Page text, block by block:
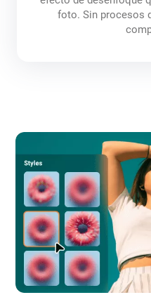
foto. Sin procesos